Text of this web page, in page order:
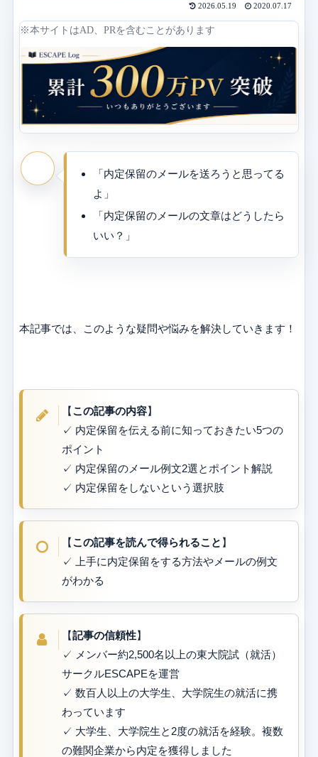
2026.05.19 2020.07.17
※本サイトはAD、PRを含むことがあります
「内定保留のメールを送ろうと思ってる
よ」
「内定保留のメールの文章はどうしたら
いい？」
本記事では、このような疑問や悩みを解決していきます！
【この記事の内容】
✓ 内定保留を伝える前に知っておきたい5つの
ポイント
✓ 内定保留のメール例文2選とポイント解説
✓ 内定保留をしないという選択肢
【この記事を読んで得られること 】
✓ 上手に内定保留をする方法やメールの例文
がわかる
【記事の信頼性】
✓ メンバー約2,500名以上の東大院試（就活）
サークルESCAPEを運営
✓ 数百人以上の大学生、大学院生の就活に携
わっています
✓ 大学生、大学院生と2度の就活を経験。複数
の難関企業から内定を獲得しました